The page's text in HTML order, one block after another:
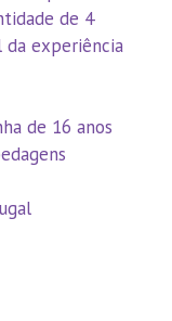
de 4
experiência
de 16 anos